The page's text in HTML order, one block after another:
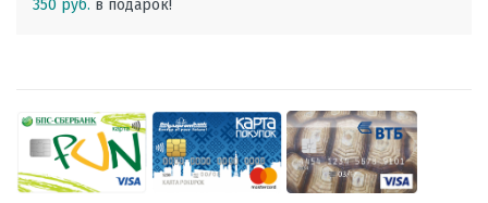
350 руб. в подарок!